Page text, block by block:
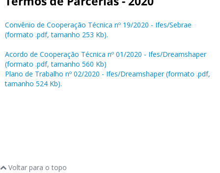
Convênio de Cooperação Técnica nº 19/2020 - Ifes/Sebrae
(formato .pdf, tamanho 253 Kb).
Acordo de Cooperação Técnica nº 01/2020 - Ifes/Dreamshaper
(formato .pdf, tamanho 560 Kb)
Plano de Trabalho nº 02/2020 - Ifes/Dreamshaper (formato .pdf,
tamanho 524 Kb).
Voltar para o topo